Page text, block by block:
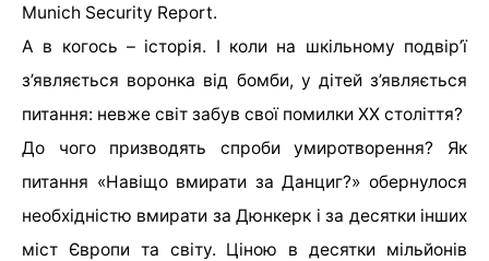
Munich Security Report.
А в когось – історія. І коли на шкільному подвір’ї
з’являється воронка від бомби, у дітей з’являється
питання: невже світ забув свої помилки ХХ століття?
До чого призводять спроби умиротворення? Як
питання «Навіщо вмирати за Данциг?» обернулося
необхідністю вмирати за Дюнкерк і за десятки інших
міст Європи та світу. Ціною в десятки мільйонів